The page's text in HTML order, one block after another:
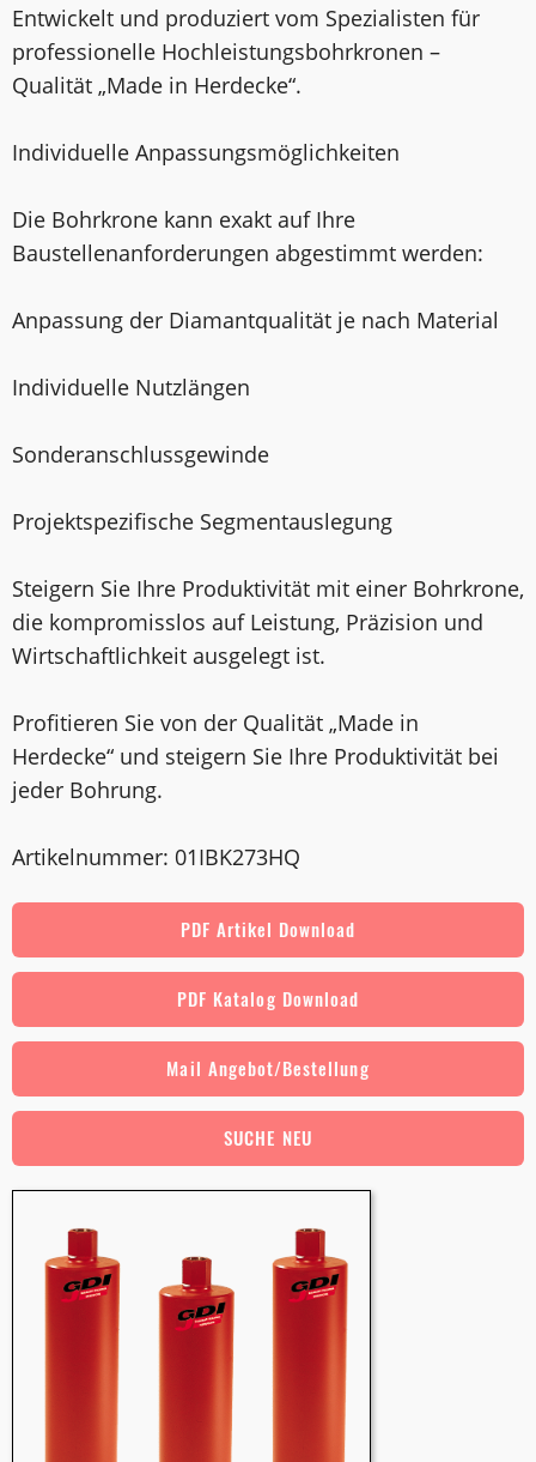
Entwickelt und produziert vom Spezialisten für
professionelle Hochleistungsbohrkronen –
Qualität „Made in Herdecke“.
Individuelle Anpassungsmöglichkeiten
Die Bohrkrone kann exakt auf Ihre
Baustellenanforderungen abgestimmt werden:
Anpassung der Diamantqualität je nach Material
Individuelle Nutzlängen
Sonderanschlussgewinde
Projektspezifische Segmentauslegung
Steigern Sie Ihre Produktivität mit einer Bohrkrone,
die kompromisslos auf Leistung, Präzision und
Wirtschaftlichkeit ausgelegt ist.
Profitieren Sie von der Qualität „Made in
Herdecke“ und steigern Sie Ihre Produktivität bei
jeder Bohrung.
Artikelnummer: 01IBK273HQ
PDF Artikel Download
PDF Katalog Download
Mail Angebot/Bestellung
SUCHE NEU